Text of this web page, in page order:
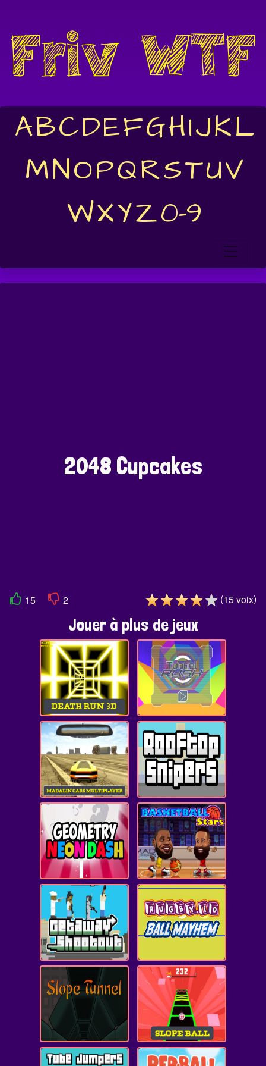
ABCDEFGHIJKL
MNOPQRSTUV
WXYZ0-9
2048 Cupcakes
15 2 (15voix)
Jouer à plus de jeux